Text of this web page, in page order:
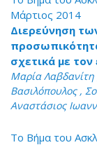
Μάρτιος 2014
Διερεύνηση
σχετικά με
Μαρία Λαβδανίτη
Βασιλόπουλος ,
Αναστάσιος
Το Βήμα του